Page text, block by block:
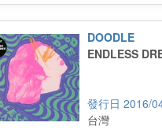
DOODLE
ENDLESS
2016/
台灣